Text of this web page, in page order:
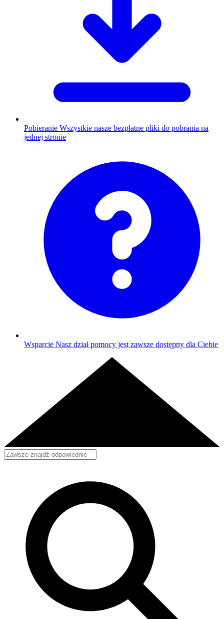
Pobieranie Wszystkie nasze bezpłatne pliki do pobrania na
jednej stronie
Wsparcie Nasz dział pomocy jest zawsze dostępny dla Ciebie